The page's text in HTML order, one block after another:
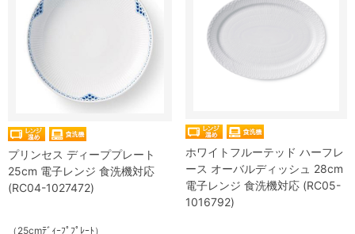
プリンセス ディーププレート
25cm 電子レンジ 食洗機対応
(RC04-1027472)
（25cmﾃﾞｨｰﾌﾟﾌﾟﾚｰﾄ）
ホワイトフルーテッド ハーフレ
ース オーバルディッシュ 28cm
電子レンジ 食洗機対応 (RC05-
1016792)